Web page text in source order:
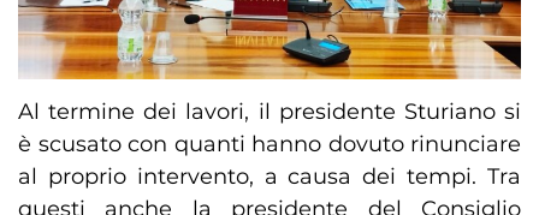
Al termine dei lavori, il presidente Sturiano si
è scusato con quanti hanno dovuto rinunciare
al proprio intervento, a causa dei tempi. Tra
questi anche la presidente del Consiglio